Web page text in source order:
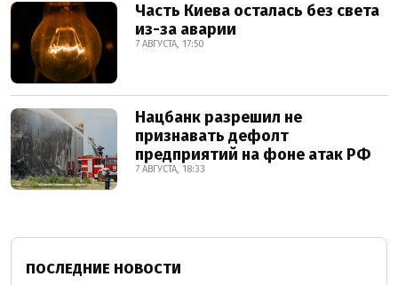
Часть Киева осталась без света
из-за аварии
7 АВГУСТА, 17:50
Нацбанк разрешил не
признавать дефолт
предприятий на фоне атак РФ
7 АВГУСТА, 18:33
ПОСЛЕДНИЕ НОВОСТИ